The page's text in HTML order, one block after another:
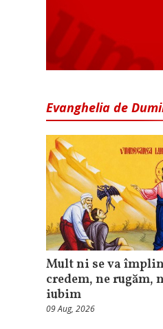
Evanghelia de
Mult ni se va
credem, ne rugăm,
iubim
09 Aug, 2026